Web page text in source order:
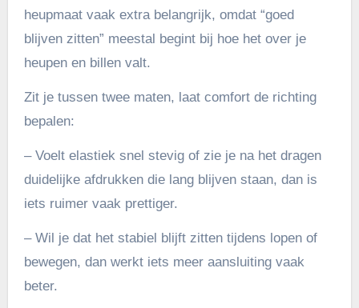
heupmaat vaak extra belangrijk, omdat “goed
blijven zitten” meestal begint bij hoe het over je
heupen en billen valt.
Zit je tussen twee maten, laat comfort de richting
bepalen:
– Voelt elastiek snel stevig of zie je na het dragen
duidelijke afdrukken die lang blijven staan, dan is
iets ruimer vaak prettiger.
– Wil je dat het stabiel blijft zitten tijdens lopen of
bewegen, dan werkt iets meer aansluiting vaak
beter.